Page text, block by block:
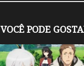
VOCÊ PODE